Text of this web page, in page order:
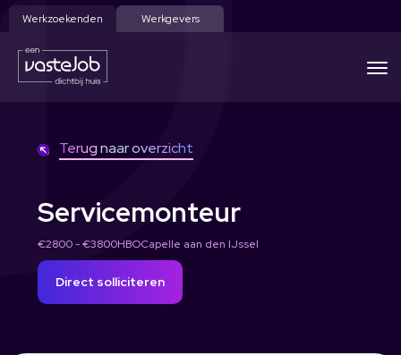
Werkzoekenden Werkgevers
Terug naar overzicht
Servicemonteur
€2800 - €3800HBOCapelle aan den IJssel
Direct solliciteren